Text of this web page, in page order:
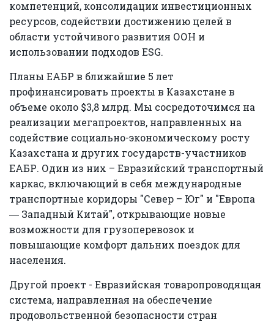
компетенций, консолидации инвестиционных
ресурсов, содействии достижению целей в
области устойчивого развития ООН и
использовании подходов ESG.
Планы ЕАБР в ближайшие 5 лет
профинансировать проекты в Казахстане в
объеме около $3,8 млрд. Мы сосредоточимся на
реализации мегапроектов, направленных на
содействие социально-экономическому росту
Казахстана и других государств-участников
ЕАБР. Один из них – Евразийский транспортный
каркас, включающий в себя международные
транспортные коридоры "Север – Юг" и "Европа
― Западный Китай", открывающие новые
возможности для грузоперевозок и
повышающие комфорт дальних поездок для
населения.
Другой проект - Евразийская товаропроводящая
система, направленная на обеспечение
продовольственной безопасности стран